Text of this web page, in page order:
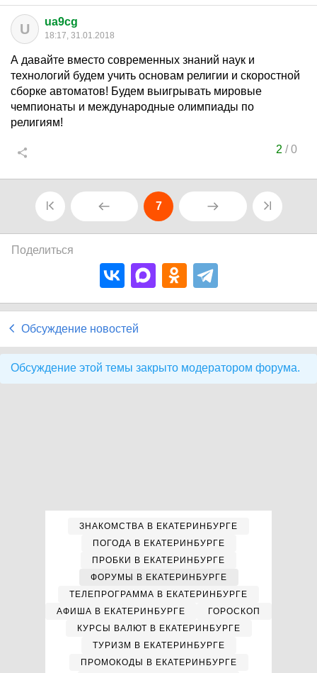
U ua9cg
18:17, 31.01.2018
А давайте вместо современных знаний наук и
технологий будем учить основам религии и скоростной
сборке автоматов! Будем выигрывать мировые
чемпионаты и международные олимпиады по
религиям!
2 /0
7
Поделиться
Обсуждение новостей
Обсуждение этой темы закрыто модератором форума.
ЗНАКОМСТВА В ЕКАТЕРИНБУРГЕ
ПОГОДА В ЕКАТЕРИНБУРГЕ
ПРОБКИ В ЕКАТЕРИНБУРГЕ
ФОРУМЫ В ЕКАТЕРИНБУРГЕ
ТЕЛЕПРОГРАММА В ЕКАТЕРИНБУРГЕ
АФИША В ЕКАТЕРИНБУРГЕ
ГОРОСКОП
КУРСЫ ВАЛЮТ В ЕКАТЕРИНБУРГЕ
ТУРИЗМ В ЕКАТЕРИНБУРГЕ
ПРОМОКОДЫ В ЕКАТЕРИНБУРГЕ